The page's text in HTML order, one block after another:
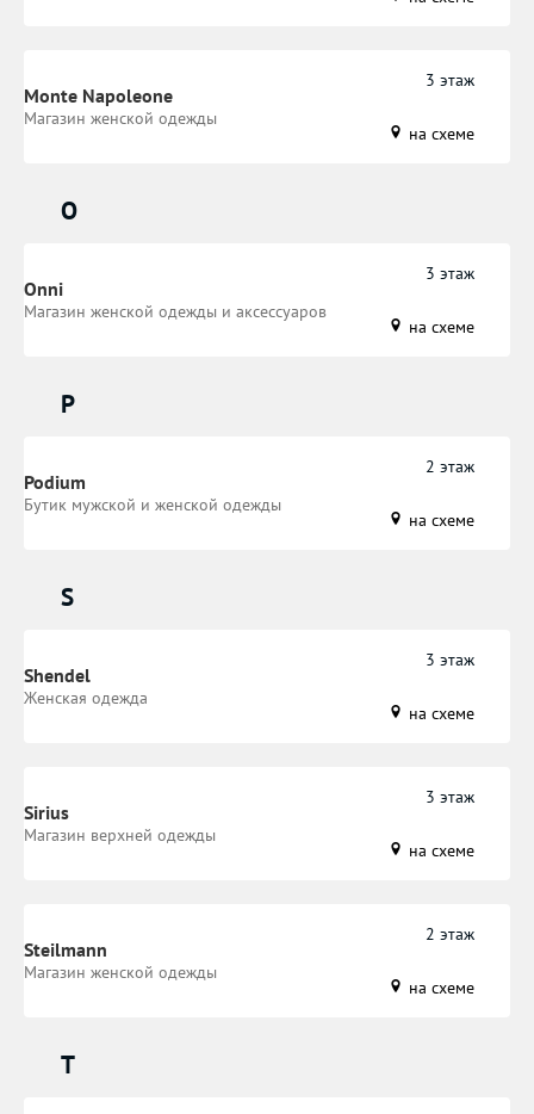
Monte Napoleone
Магазин женской одежды
3 этаж
на схеме
O
Onni
Магазин женской одежды и аксессуаров
3 этаж
на схеме
P
Podium
Бутик мужской и женской одежды
2 этаж
на схеме
S
Shendel
Женская одежда
3 этаж
на схеме
Sirius
Магазин верхней одежды
3 этаж
на схеме
Steilmann
Магазин женской одежды
2 этаж
на схеме
T